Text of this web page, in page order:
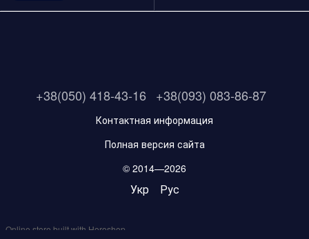
+38(050) 418-43-16 +38(093) 083-86-87
Контактная информация
Полная версия сайта
© 2014—2026
Укр Рус
Online store built with Horoshop